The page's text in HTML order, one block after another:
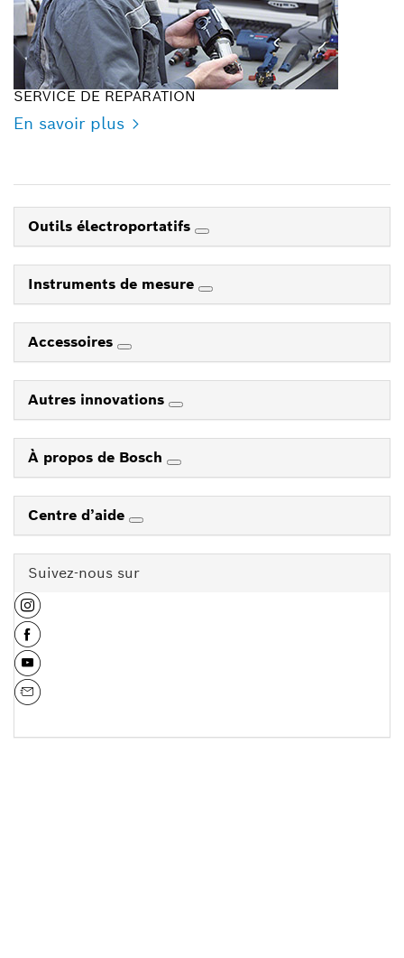
SERVICE DE REPARATION
En savoir plus
Outils électroportatifs
Instruments de mesure
Accessoires
Autres innovations
À propos de Bosch
Centre d’aide
Suivez-nous sur